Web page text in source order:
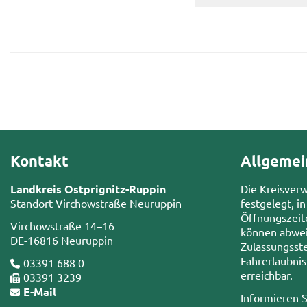
Kontakt
Landkreis Ostprignitz-Ruppin
Standort Virchowstraße Neuruppin
Virchowstraße 14–16
DE-16816 Neuruppin
03391 688 0
03391 3239
E-Mail
Die
festgelegt,
können
erreichbar.
Informieren